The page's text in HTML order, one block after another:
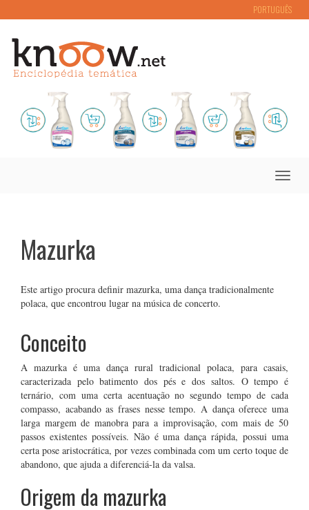
PORTUGUÊS
Toggle
Mazurka
Este artigo procura definir mazurka, uma dança tradicionalmente
polaca, que encontrou lugar na música de concerto.
Conceito
A mazurka é uma dança rural tradicional polaca, para casais,
caracterizada pelo batimento dos pés e dos saltos. O tempo é
ternário, com uma certa acentuação no segundo tempo de cada
compasso, acabando as frases nesse tempo. A dança oferece uma
larga margem de manobra para a improvisação, com mais de 50
passos existentes possíveis. Não é uma dança rápida, possui uma
certa pose aristocrática, por vezes combinada com um certo toque de
abandono, que ajuda a diferenciá-la da valsa.
Origem da mazurka